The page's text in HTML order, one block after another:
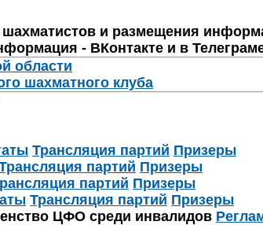
и размещения
- ВКонтакте и в
области
шахматного клуба
Трансляция партий Призеры
партий Призеры
партий Призеры
Трансляция партий Призеры
ЦФО среди инвалидов